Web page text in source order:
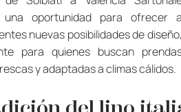
una oportunidad para ofrecer a
nuevas posibilidades de diseño,
para quienes buscan
y adaptadas a climas cálidos.